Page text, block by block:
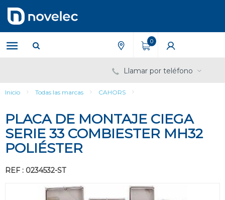
contenido
menú
de
navegación
0
Llamar por teléfono
Inicio Todas las marcas CAHORS
PLACA DE MONTAJE CIEGA
SERIE 33 COMBIESTER MH32
POLIÉSTER
REF : 0234532-ST